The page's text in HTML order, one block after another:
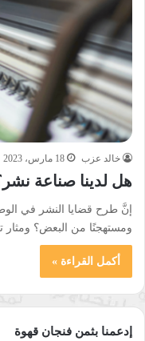
خالد عزب 18 مارس، 2023
هل لدينا صناعة
إنَّ طرح قضايا النشر في
ومستهجنًا من البعض؟
أكمل القراءة »
إدعمنا بثمن فنجان قهوة